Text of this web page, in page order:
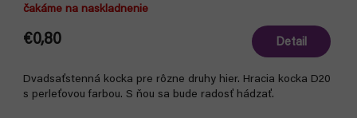
čakáme na naskladnenie
€0,80 Detail
Dvadsaťstenná kocka pre rôzne druhy hier. Hracia kocka D20
s perleťovou farbou. S ňou sa bude radosť hádzať.